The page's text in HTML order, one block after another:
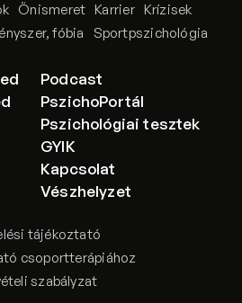
Önismeret Karrier Krízisek
fóbia Sportpszichológia
Podcast
PszichoPortál
Pszichológiai tesztek
GYIK
Kapcsolat
Vészhelyzet
tájékoztató
csoportterápiához
szabályzat